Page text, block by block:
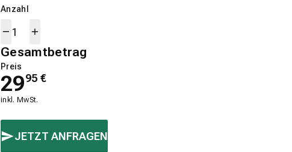
Anzahl
Gesamtbetrag
Preis
2995 €
inkl. MwSt.
JETZT ANFRAGEN